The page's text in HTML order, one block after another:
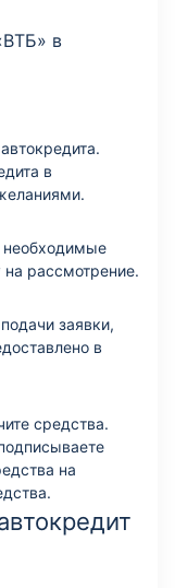
в
в
необходимые
на рассмотрение.
заявки,
в
средства.
на